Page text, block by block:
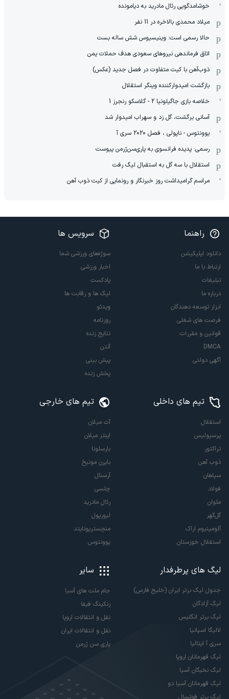
خوشامدگویی رئال مادرید به دیامونده
میلاد محمدی بالاخره در 11 نفر
حالا رسمی است: وینیسیوس شش ساله بست
اتاق فرماندهی نیروهای سعودی هدف حملات یمن
ذوب‌آهن با کیت متفاوت در فصل جدید (عکس)
بازگشت امیدوارکننده وینگر استقلال
خلاصه بازی جاگیلونیا 2 - گلاسکو رنجرز 1
آسانی برگشت، گل زد و سهراب امیدوار شد
یوونتوس - ناپولی ، فصل 2020 سری آ
رسمی: پدیده فرانسوی به پاری‌سن‌ژرمن پیوست
استقلال با سه گل به استقبال لیگ رفت
مراسم گرامیداشت روز خبرنگار و رونمایی از کیت ذوب آهن
راهنما
دانلود اپلیکیشن
ارتباط با ما
تبلیغات
درباره ما
ابزار توسعه دهندگان
فرصت های شغلی
قوانین و مقررات
DMCA
آگهی دولتی
سرویس ها
سوژه‌های ورزشی شما
اخبار ورزشی
پادکست
لیگ ها و رقابت ها
ویدئو
روزنامه
نتایج زنده
آنتن
پیش بینی
پخش زنده
تیم های داخلی
استقلال
پرسپولیس
تراکتور
ذوب آهن
سپاهان
فولاد
ملوان
گل‌گهر
آلومینیوم اراک
استقلال خوزستان
تیم های خارجی
آث میلان
اینتر میلان
بارسلونا
بایرن مونیخ
آرسنال
چلسی
رئال مادرید
لیورپول
منچستریونایتد
یوونتوس
لیگ های پرطرفدار
جدول لیگ برتر ایران (خلیج فارس)
لیگ آزادگان
لیگ برتر انگلیس
لالیگا اسپانیا
سری آ ایتالیا
لیگ قهرمانان اروپا
لیگ نخبگان آسیا
لیگ قهرمانان آسیا دو
لیگ برتر فوتسال
سایر
جام ملت های آسیا
رنکینگ فیفا
نقل و انتقالات اروپا
نقل و انتقالات ایران
پاری سن ژرمن